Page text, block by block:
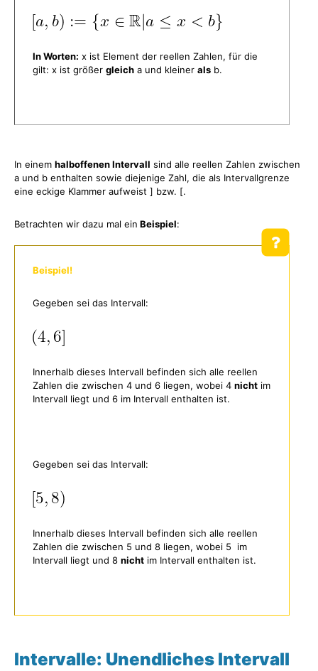
In Worten: x ist Element der reellen Zahlen, für die
gilt: x ist größer gleich a und kleiner als b.
In einem halboffenen Intervall sind alle reellen Zahlen zwischen
a und b enthalten sowie diejenige Zahl, die als Intervallgrenze
eine eckige Klammer aufweist ] bzw. [.
Betrachten wir dazu mal ein Beispiel:
Beispiel!
Gegeben sei das Intervall:
Innerhalb dieses Intervall befinden sich alle reellen
Zahlen die zwischen 4 und 6 liegen, wobei 4 nicht im
Intervall liegt und 6 im Intervall enthalten ist.
Gegeben sei das Intervall:
Innerhalb dieses Intervall befinden sich alle reellen
Zahlen die zwischen 5 und 8 liegen, wobei 5 im
Intervall liegt und 8 nicht im Intervall enthalten ist.
Intervalle: Unendliches Intervall